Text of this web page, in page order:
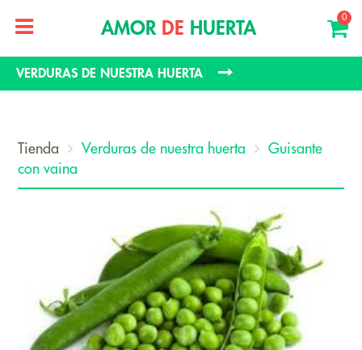
AMOR DE HUERTA
0
VERDURAS DE NUESTRA HUERTA
Tienda Verduras de nuestra huerta
Guisante
con vaina